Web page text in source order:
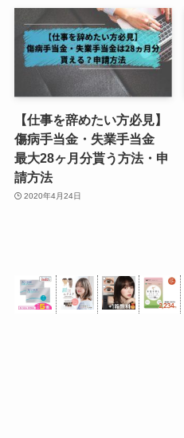
【仕事を辞めたい方必見】
傷病手当金・失業手当金
最大28ヶ月分貰う方法・申
請方法
2020年4月24日